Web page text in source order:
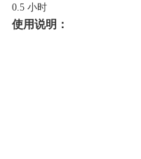
0.5 小时
使用说明：